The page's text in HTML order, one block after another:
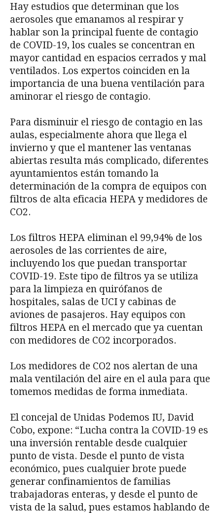
Hay estudios que determinan que los
aerosoles que emanamos al respirar y
hablar son la principal fuente de contagio
de COVID-19, los cuales se concentran en
mayor cantidad en espacios cerrados y mal
ventilados. Los expertos coinciden en la
importancia de una buena ventilación para
aminorar el riesgo de contagio.
Para disminuir el riesgo de contagio en las
aulas, especialmente ahora que llega el
invierno y que el mantener las ventanas
abiertas resulta más complicado, diferentes
ayuntamientos están tomando la
determinación de la compra de equipos con
filtros de alta eficacia HEPA y medidores de
CO2.
Los filtros HEPA eliminan el 99,94% de los
aerosoles de las corrientes de aire,
incluyendo los que puedan transportar
COVID-19. Este tipo de filtros ya se utiliza
para la limpieza en quirófanos de
hospitales, salas de UCI y cabinas de
aviones de pasajeros. Hay equipos con
filtros HEPA en el mercado que ya cuentan
con medidores de CO2 incorporados.
Los medidores de CO2 nos alertan de una
mala ventilación del aire en el aula para que
tomemos medidas de forma inmediata.
El concejal de Unidas Podemos IU, David
Cobo, expone: “Lucha contra la COVID-19 es
una inversión rentable desde cualquier
punto de vista. Desde el punto de vista
económico, pues cualquier brote puede
generar confinamientos de familias
trabajadoras enteras, y desde el punto de
vista de la salud, pues estamos hablando de